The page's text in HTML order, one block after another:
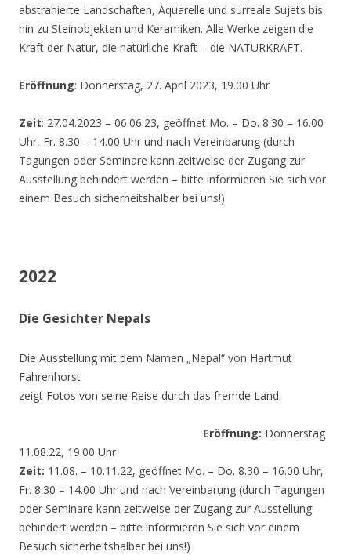
abstrahierte Landschaften, Aquarelle und surreale Sujets bis
hin zu Steinobjekten und Keramiken. Alle Werke zeigen die
Kraft der Natur, die natürliche Kraft – die NATURKRAFT.
Eröffnung: Donnerstag, 27. April 2023, 19.00 Uhr
Zeit: 27.04.2023 – 06.06.23, geöffnet Mo. – Do. 8.30 – 16.00
Uhr, Fr. 8.30 – 14.00 Uhr und nach Vereinbarung (durch
Tagungen oder Seminare kann zeitweise der Zugang zur
Ausstellung behindert werden – bitte informieren Sie sich vor
einem Besuch sicherheitshalber bei uns!)
2022
Die Gesichter Nepals
Die Ausstellung mit dem Namen „Nepal“ von Hartmut
Fahrenhorst
zeigt Fotos von seine Reise durch das fremde Land.
Eröffnung: Donnerstag
11.08.22, 19.00 Uhr
Zeit: 11.08. – 10.11.22, geöffnet Mo. – Do. 8.30 – 16.00 Uhr,
Fr. 8.30 – 14.00 Uhr und nach Vereinbarung (durch Tagungen
oder Seminare kann zeitweise der Zugang zur Ausstellung
behindert werden – bitte informieren Sie sich vor einem
Besuch sicherheitshalber bei uns!)